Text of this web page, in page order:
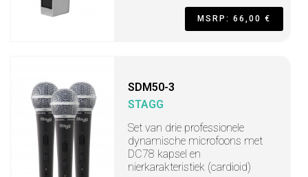
MSRP: 66,00 €
SDM50-3
STAGG
Set van drie professionele
dynamische microfoons met
DC78 kapsel en
nierkarakteristiek (cardioid)